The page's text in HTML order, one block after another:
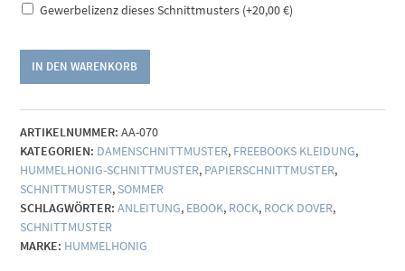
Gewerbelizenz dieses Schnittmusters (+20,00€)
(Gr.
34-
48)
Menge
IN DEN WARENKORB
ARTIKELNUMMER: AA-070
KATEGORIEN: DAMENSCHNITTMUSTER, FREEBOOKS KLEIDUNG,
HUMMELHONIG-SCHNITTMUSTER, PAPIERSCHNITTMUSTER,
SCHNITTMUSTER, SOMMER
SCHLAGWÖRTER: ANLEITUNG, EBOOK, ROCK, ROCK DOVER,
SCHNITTMUSTER
MARKE: HUMMELHONIG